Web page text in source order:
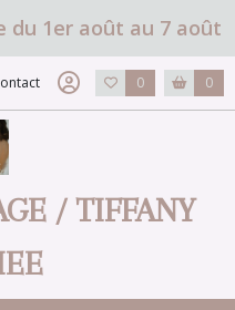
du 1er août au 7 août
0 0
/ TIFFANY